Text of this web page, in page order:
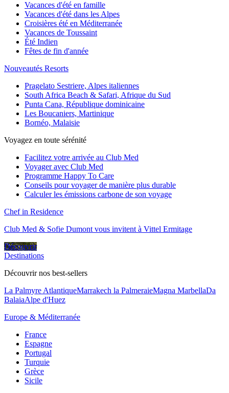
Vacances d'été en famille
Vacances d'été dans les Alpes
Croisières été en Méditerranée
Vacances de Toussaint
Été Indien
Fêtes de fin d'année
Nouveautés Resorts
Pragelato Sestriere, Alpes italiennes
South Africa Beach & Safari, Afrique du Sud
Punta Cana, République dominicaine
Les Boucaniers, Martinique
Bornéo, Malaisie
Voyagez en toute sérénité
Facilitez votre arrivée au Club Med
Voyager avec Club Med
Programme Happy To Care
Conseils pour voyager de manière plus durable
Calculer les émissions carbone de son voyage
Chef in Residence
Club Med & Sofie Dumont vous invitent à Vittel Ermitage
Découvrir
Destinations
Découvrir nos best-sellers
La Palmyre AtlantiqueMarrakech la PalmeraieMagna MarbellaDa
BalaiaAlpe d'Huez
Europe & Méditerranée
France
Espagne
Portugal
Turquie
Grèce
Sicile